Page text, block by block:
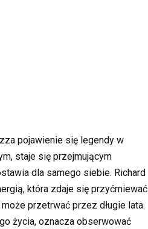
pojawienie się legendy w
staje się przejmującym
dla samego siebie. Richard
która zdaje się przyćmiewać
przetrwać przez długie lata.
życia, oznacza obserwować